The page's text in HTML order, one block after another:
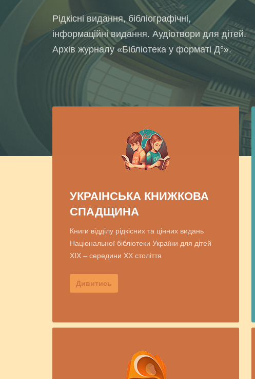
Рідкісні видання, бібліографічні,
інформаційні видання. Аудіотвори для дітей.
Архів журналу «Бібліотека у форматі Д°».
УКРАІНСЬКА КНИЖКОВА
СПАДЩИНА
Книги відділу рідкісних та цінних видань
Національної бібліотеки України для дітей
XIX – середини XX століття
Дивитись